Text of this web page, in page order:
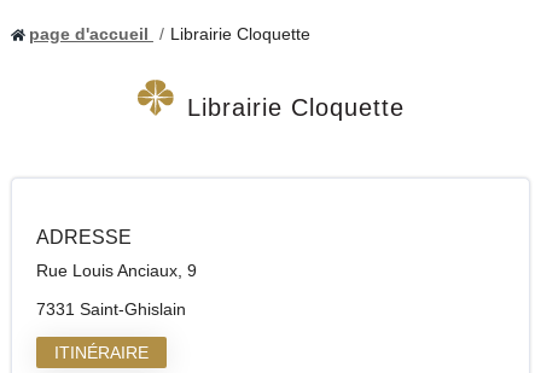
page d'accueil Librairie Cloquette
Librairie Cloquette
ADRESSE
Rue Louis Anciaux, 9
7331 Saint-Ghislain
ITINÉRAIRE